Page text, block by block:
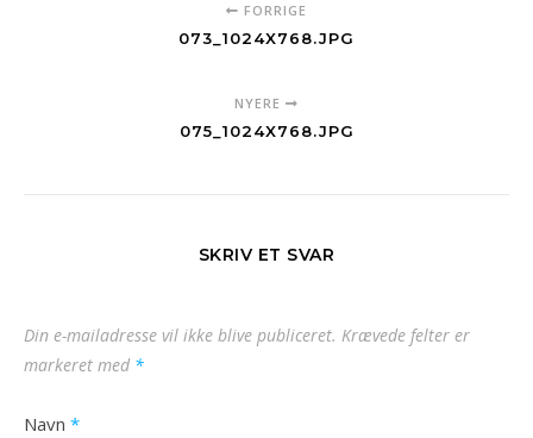
FORRIGE
073_1024X768.JPG
NYERE
075_1024X768.JPG
SKRIV ET SVAR
Din e-mailadresse vil ikke blive publiceret. Krævede felter er
markeret med *
Navn *